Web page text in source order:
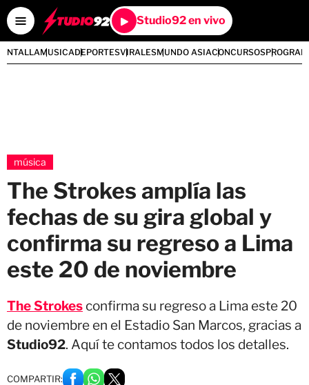
Studio92 en vivo
MUSICADEPORTESVIRALESMUNDO ASIACONCURSOS
música
The Strokes amplía las
fechas de su gira global y
confirma su regreso a Lima
este 20 de noviembre
The Strokes confirma su regreso a Lima este 20
de noviembre en el Estadio San Marcos, gracias a
Studio92. Aquí te contamos todos los detalles.
COMPARTIR: